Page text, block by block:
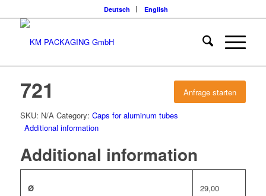
Deutsch English
Anfrage starten
721
SKU: N/A Category: Caps for aluminum tubes
Additional information
Additional information
Ø 29,00